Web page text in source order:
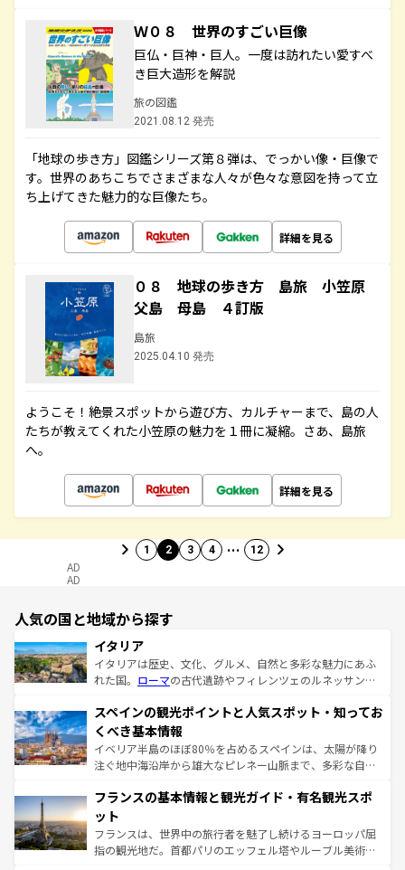
Ｗ０８ 世界のすごい巨像
巨仏・巨神・巨人。一度は訪れたい愛すべ
き巨大造形を解説
旅の図鑑
2021.08.12 発売
「地球の歩き方」図鑑シリーズ第８弾は、でっかい像・巨像で
す。世界のあちこちでさまざまな人々が色々な意図を持って立
ち上げてきた魅力的な巨像たち。
詳細を見る
０８ 地球の歩き方 島旅 小笠原
父島 母島 ４訂版
島旅
2025.04.10 発売
ようこそ！絶景スポットから遊び方、カルチャーまで、島の人
たちが教えてくれた小笠原の魅力を１冊に凝縮。さあ、島旅
へ。
詳細を見る
1 2 3 4 … 12
AD
AD
人気の国と地域から探す
イタリア
イタリアは歴史、文化、グルメ、自然と多彩な魅力にあふ
れた国。 ローマの古代遺跡やフィレンツェのルネッサンス
ろん、トスカーナの美しい田園風景やアマルフィ海岸の絶
景など、自然景観も見逃せない。観光の合間には、本場の
ピザやパスタなど、絶品のイタリア料理を堪能することも
できる。朝目覚めてから夜眠るまで、すべての瞬間を楽し
なお、新着のイタリア情報はコンテンツ一覧を参照してほ
しい。
スペインの観光ポイントと人気スポット・知ってお
くべき基本情報
イベリア半島のほぼ80％を占めるスペインは、太陽が降り
注ぐ地中海沿岸から雄大なピレネー山脈まで、多彩な自然
文化が根付くこの国では、情熱的なフラメンコ、熱気あふ
れる闘牛、そして美味しいタパスが生活の一部となってい
る。首都マドリードの洗練された雰囲気や、バルセロナの
アートに溢れた街角から、地方では古代ローマ遺跡や中世
フランスの基本情報と観光ガイド・有名観光スポ
ット
フランスは、世界中の旅行者を魅了し続けるヨーロッパ屈
指の観光地だ。首都パリのエッフェル塔やルーブル美術館